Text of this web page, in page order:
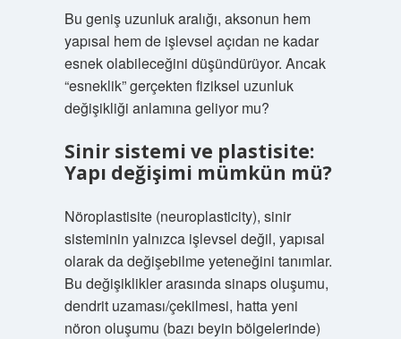
Bu geniş uzunluk aralığı, aksonun hem
yapısal hem de işlevsel açıdan ne kadar
esnek olabileceğini düşündürüyor. Ancak
“esneklik” gerçekten fiziksel uzunluk
değişikliği anlamına geliyor mu?
Sinir sistemi ve plastisite:
Yapı değişimi mümkün mü?
Nöroplastisite (neuroplasticity), sinir
sisteminin yalnızca işlevsel değil, yapısal
olarak da değişebilme yeteneğini tanımlar.
Bu değişiklikler arasında sinaps oluşumu,
dendrit uzaması/çekilmesi, hatta yeni
nöron oluşumu (bazı beyin bölgelerinde)